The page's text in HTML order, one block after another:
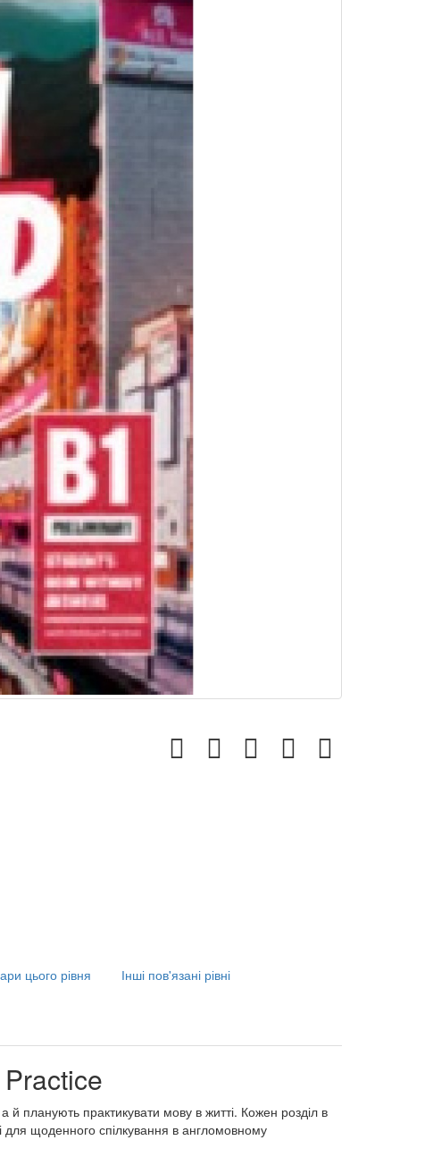
цього рівня Інші пов'язані рівні
й планують практикувати мову в житті. Кожен розділ в
для щоденного спілкування в англомовному